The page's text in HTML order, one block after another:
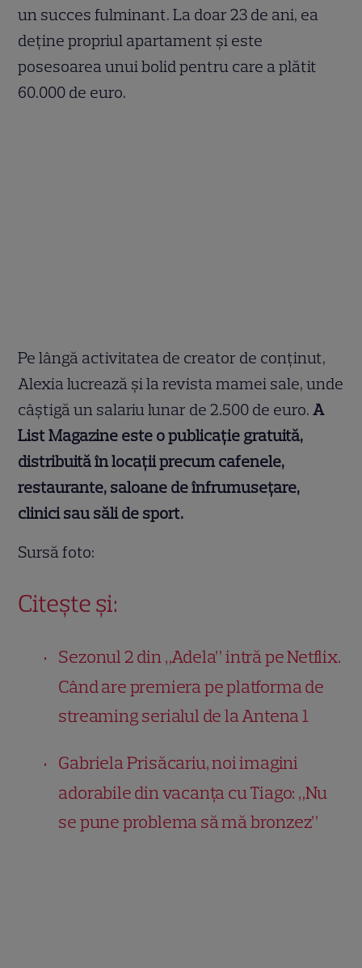
un succes fulminant. La doar 23 de ani, ea
deține propriul apartament și este
posesoarea unui bolid pentru care a plătit
60.000 de euro.
Pe lângă activitatea de creator de conținut,
Alexia lucrează și la revista mamei sale, unde
câștigă un salariu lunar de 2.500 de euro. A
List Magazine este o publicație gratuită,
distribuită în locații precum cafenele,
restaurante, saloane de înfrumusețare,
clinici sau săli de sport.
Sursă foto:
Citește și:
Sezonul 2 din „Adela” intră pe Netflix.
Când are premiera pe platforma de
streaming serialul de la Antena 1
Gabriela Prisăcariu, noi imagini
adorabile din vacanța cu Tiago: „Nu
se pune problema să mă bronzez”